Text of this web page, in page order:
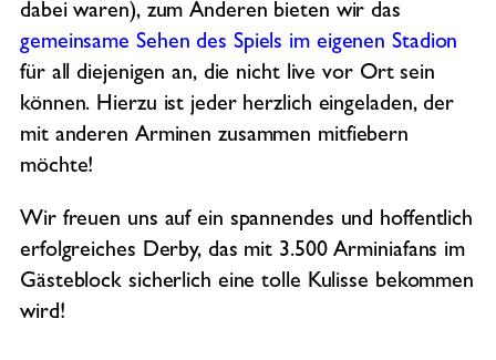
dabei waren), zum Anderen bieten wir das
gemeinsame Sehen des Spiels im eigenen Stadion
für all diejenigen an, die nicht live vor Ort sein
können. Hierzu ist jeder herzlich eingeladen, der
mit anderen Arminen zusammen mitfiebern
möchte!
Wir freuen uns auf ein spannendes und hoffentlich
erfolgreiches Derby, das mit 3.500 Arminiafans im
Gästeblock sicherlich eine tolle Kulisse bekommen
wird!